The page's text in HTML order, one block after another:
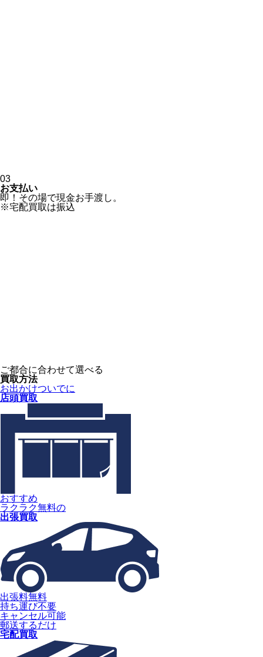
03
お支払い
即！その場で現金お手渡し。
※宅配買取は振込
ご都合に合わせて選べる
買取方法
お出かけついでに
店頭買取
おすすめ
ラクラク無料の
出張買取
出張料無料
持ち運び不要
キャンセル可能
郵送するだけ
宅配買取